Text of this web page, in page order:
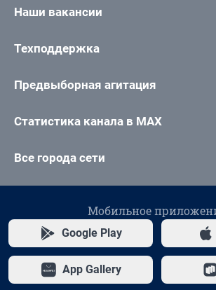
Наши вакансии
Техподдержка
Предвыборная агитация
Статистика канала в MAX
Все города сети
Мобильное
Google Play
App Gallery